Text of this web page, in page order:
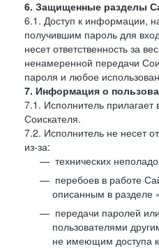
6. Защищенные разделы
6.1. Доступ к информации,
получившим пароль для
несет ответственность за
ненамеренной передачи
пароля и любое
7. Информация о
7.1. Исполнитель
Соискателя.
7.2. Исполнитель не несет
из-за:
технических
перебоев в работе
описанным в разделе
передачи паролей
пользователями
не имеющим доступа